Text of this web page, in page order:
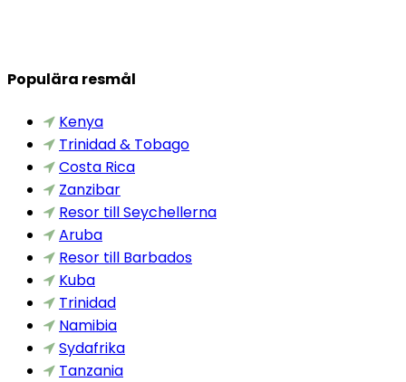
Populära resmål
Kenya
Trinidad & Tobago
Costa Rica
Zanzibar
Resor till Seychellerna
Aruba
Resor till Barbados
Kuba
Trinidad
Namibia
Sydafrika
Tanzania